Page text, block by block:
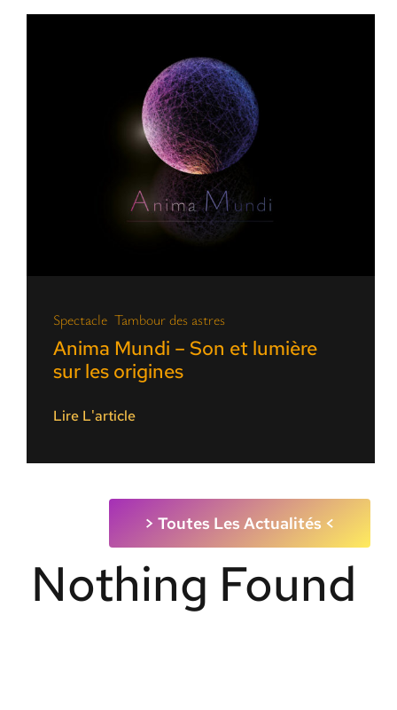
Spectacle, Tambour des astres
Anima Mundi – Son et lumière
sur les origines
Lire L'article
> Toutes Les Actualités <
Nothing Found